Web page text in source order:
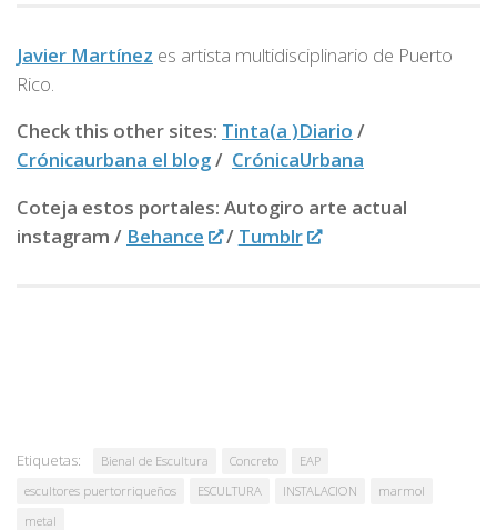
Javier Martínez es artista multidisciplinario de Puerto
Rico.
Check this other sites: Tinta(a )Diario /
Crónicaurbana el blog/ CrónicaUrbana
Coteja estos portales: Autogiro arte actual
instagram / Behance / Tumblr
Etiquetas: Bienal de Escultura Concreto
EAP
escultores puertorriqueños
ESCULTURA INSTALACION
marmol
metal